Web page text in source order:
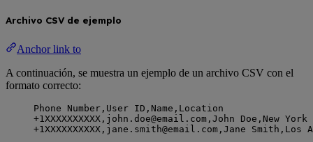
Archivo CSV de ejemplo
Anchor link to
A continuación, se muestra un ejemplo de un archivo CSV con el
formato correcto:
Phone Number, User ID, Name, Location
+1XXXXXXXXXX, john.doe@email.com, John Doe, New York
+1XXXXXXXXXX, jane.smith@email.com, Jane Smith, Los